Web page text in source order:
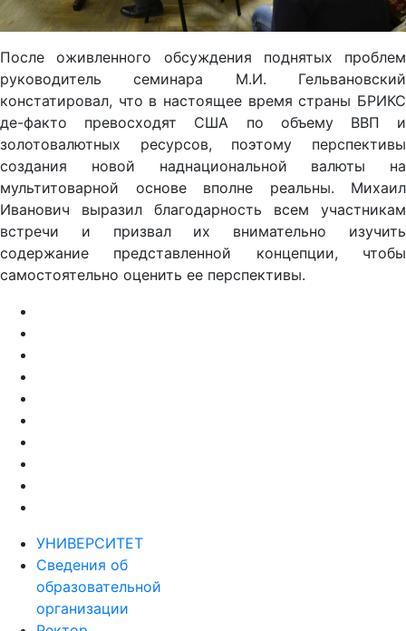
После оживленного обсуждения поднятых проблем
руководитель семинара М.И. Гельвановский
констатировал, что в настоящее время страны БРИКС
де-факто превосходят США по объему ВВП и
золотовалютных ресурсов, поэтому перспективы
создания новой наднациональной валюты на
мультитоварной основе вполне реальны. Михаил
Иванович выразил благодарность всем участникам
встречи и призвал их внимательно изучить
содержание представленной концепции, чтобы
самостоятельно оценить ее перспективы.
УНИВЕРСИТЕТ
Сведения об
образовательной
организации